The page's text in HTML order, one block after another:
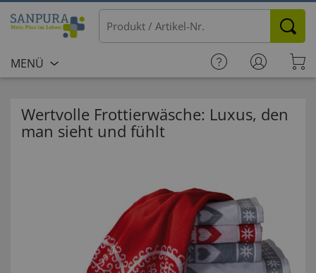
MENÜ
Wertvolle Frottierwäsche: Luxus, den
man sieht und fühlt